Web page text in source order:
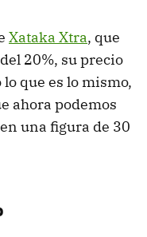
Xataka Xtra, que
20%, su precio
que es lo mismo,
ahora podemos
una figura de 30